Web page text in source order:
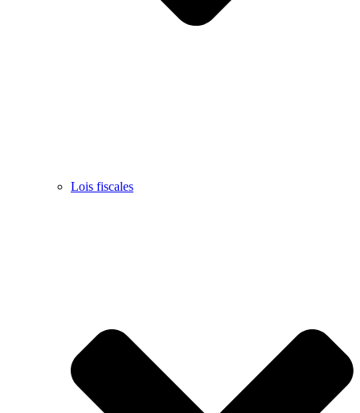
Lois fiscales